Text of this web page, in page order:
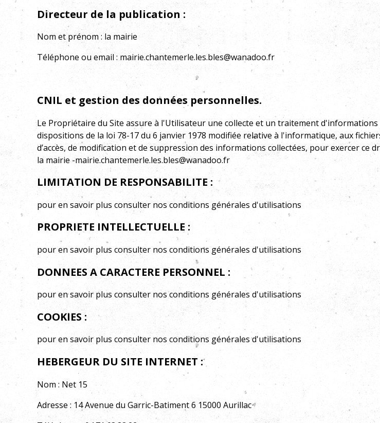
Directeur de la publication :
Nom et prénom :la mairie
Téléphone ou email :mairie.chantemerle.les.bles@wanadoo.fr
CNIL et gestion des données personnelles.
Le Propriétaire du Site assure à l'Utilisateur une collecte et un traitement
dispositions de la loi 78-17 du 6 janvier 1978 modifiée relative à l'informatique, aux
d’accès, de modification et de suppression des informations collectées, pour exercer ce
la mairie -mairie.chantemerle.les.bles@wanadoo.fr
LIMITATION DE RESPONSABILITE :
pour en savoir plus consulter nos conditions générales d'utilisations
PROPRIETE INTELLECTUELLE :
pour en savoir plusconsulter nos conditions générales d'utilisations
DONNEES A CARACTERE PERSONNEL :
pour en savoir plusconsulter nos conditions générales d'utilisations
COOKIES :
pour en savoir plus consulter nos conditions générales d'utilisations
HEBERGEUR DU SITE INTERNET :
Nom : Net 15
Adresse :14 Avenue du Garric-Batiment 6 15000 Aurillac